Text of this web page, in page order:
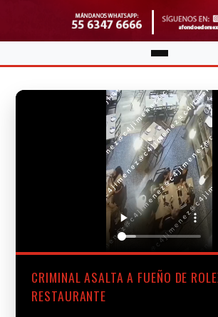
CRIMINAL ASALTA A FUEÑO DE
RESTAURANTE